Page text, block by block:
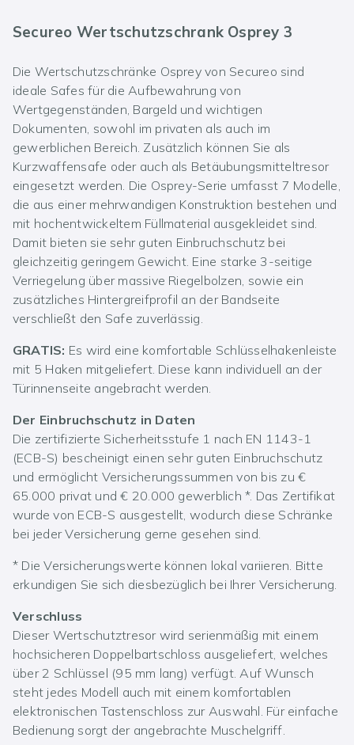
Secureo Wertschutzschrank Osprey 3
Die Wertschutzschränke Osprey von Secureo sind
ideale Safes für die Aufbewahrung von
Wertgegenständen, Bargeld und wichtigen
Dokumenten, sowohl im privaten als auch im
gewerblichen Bereich. Zusätzlich können Sie als
Kurzwaffensafe oder auch als Betäubungsmitteltresor
eingesetzt werden. Die Osprey-Serie umfasst 7 Modelle,
die aus einer mehrwandigen Konstruktion bestehen und
mit hochentwickeltem Füllmaterial ausgekleidet sind.
Damit bieten sie sehr guten Einbruchschutz bei
gleichzeitig geringem Gewicht. Eine starke 3-seitige
Verriegelung über massive Riegelbolzen, sowie ein
zusätzliches Hintergreifprofil an der Bandseite
verschließt den Safe zuverlässig.
GRATIS: Es wird eine komfortable Schlüsselhakenleiste
mit 5 Haken mitgeliefert. Diese kann individuell an der
Türinnenseite angebracht werden.
Der Einbruchschutz in Daten
Die zertifizierte Sicherheitsstufe 1 nach EN 1143-1
(ECB-S) bescheinigt einen sehr guten Einbruchschutz
und ermöglicht Versicherungssummen von bis zu €
65.000 privat und € 20.000 gewerblich *. Das Zertifikat
wurde von ECB-S ausgestellt, wodurch diese Schränke
bei jeder Versicherung gerne gesehen sind.
* Die Versicherungswerte können lokal variieren. Bitte
erkundigen Sie sich diesbezüglich bei Ihrer Versicherung.
Verschluss
Dieser Wertschutztresor wird serienmäßig mit einem
hochsicheren Doppelbartschloss ausgeliefert, welches
über 2 Schlüssel (95 mm lang) verfügt. Auf Wunsch
steht jedes Modell auch mit einem komfortablen
elektronischen Tastenschloss zur Auswahl. Für einfache
Bedienung sorgt der angebrachte Muschelgriff.